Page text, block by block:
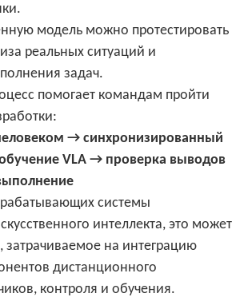
модель можно протестировать
реальных ситуаций и
задач.
помогает командам пройти
→ синхронизированный
VLA → проверка выводов
системы
интеллекта, это может
затрачиваемое на интеграцию
дистанционного
контроля и обучения.